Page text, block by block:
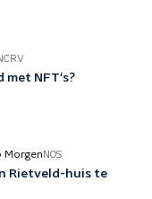
met NFT's?
Morgen NOS
Rietveld-huis te